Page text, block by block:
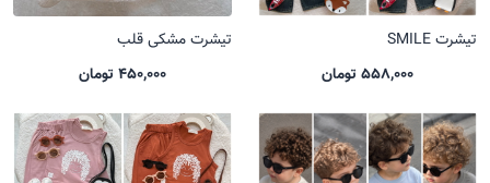
تیشرت SMILE
558,000 تومان
تیشرت مشکی قلب
450,000 تومان